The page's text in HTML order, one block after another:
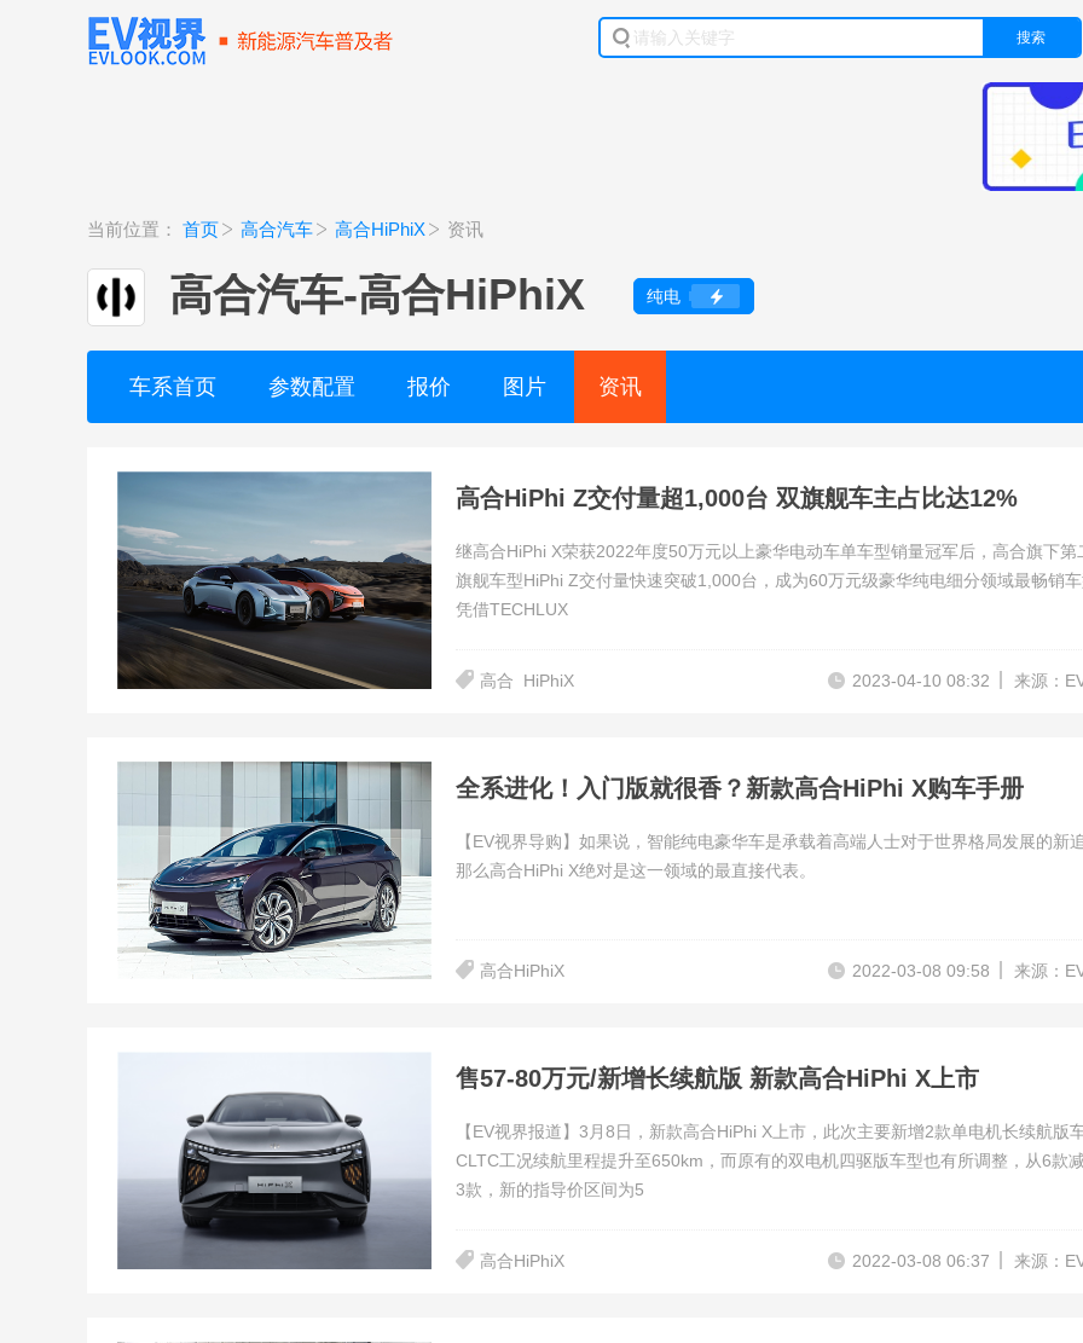
搜索
当前位置： 首页 高合汽车 高合HiPhiX 资讯
高合汽车-高合HiPhiX 纯电
车系首页 参数配置 报价 图片 资讯
高合HiPhi Z交付量超1,000台 双旗舰车主占比达12%
继高合HiPhi X荣获2022年度50万元以上豪华电动车单车型销量冠军后，高合旗下第
旗舰车型HiPhi Z交付量快速突破1,000台，成为60万元级豪华纯电细分领域最畅销车
凭借TECHLUX
高合 HiPhiX 来源：
2023-04-10 08:32
全系进化！入门版就很香？新款高合HiPhi X购车手册
【EV视界导购】如果说，智能纯电豪华车是承载着高端人士对于世界格局发展的新
那么高合HiPhi X绝对是这一领域的最直接代表。
高合HiPhiX 来源：
2022-03-08 09:58
售57-80万元/新增长续航版 新款高合HiPhi X上市
【EV视界报道】3月8日，新款高合HiPhi X上市，此次主要新增2款单电机长续航版
CLTC工况续航里程提升至650km，而原有的双电机四驱版车型也有所调整，从6款
3款，新的指导价区间为5
高合HiPhiX 来源：
2022-03-08 06:37